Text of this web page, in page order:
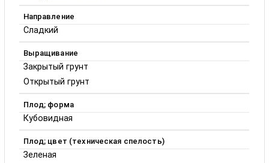
Направление
Сладкий
Выращивание
Закрытый грунт
Открытый грунт
Плод; форма
Кубовидная
Плод; цвет (техническая спелость)
Зеленая